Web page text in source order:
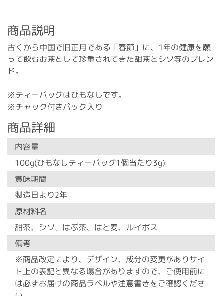
商品説明
古くから中国で旧正月である「春節」に、1年の健康を願
って飲むお茶として珍重されてきた甜茶とシソ等のブレン
ド。
※ティーバッグはひもなしです。
※チャック付きパック入り
商品詳細
内容量
100g(ひもなしティーバッグ1個当たり3g)
賞味期間
製造日より2年
原材料名
甜茶、シソ、はぶ茶、はと麦、ルイボス
備考
※商品改定により、デザイン、成分の変更がありサイ
ト上の表記と異なる場合がありますので、ご使用前に
は必ずお届けの商品ラベルや注意書きをご確認くださ